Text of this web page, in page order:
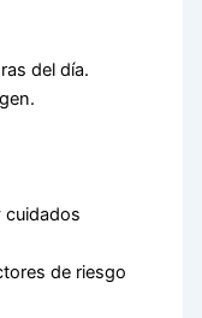
del día.
cuidados
de riesgo